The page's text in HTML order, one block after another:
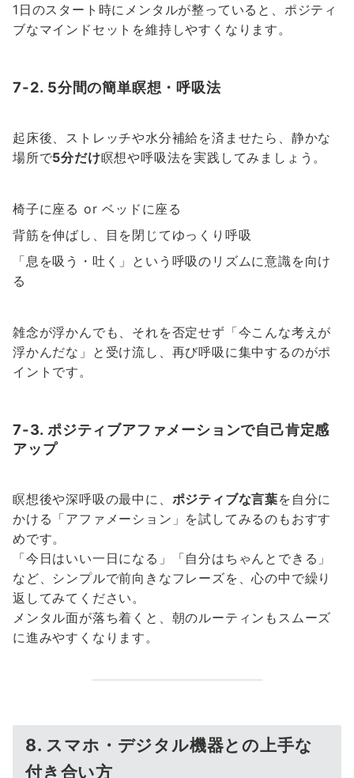
1日のスタート時にメンタルが整っていると、ポジティ
ブなマインドセットを維持しやすくなります。
7-2. 5分間の簡単瞑想・呼吸法
起床後、ストレッチや水分補給を済ませたら、静かな
場所で5分だけ瞑想や呼吸法を実践してみましょう。
椅子に座る or ベッドに座る
背筋を伸ばし、目を閉じてゆっくり呼吸
「息を吸う・吐く」という呼吸のリズムに意識を向け
る
雑念が浮かんでも、それを否定せず「今こんな考えが
浮かんだな」と受け流し、再び呼吸に集中するのがポ
イントです。
7-3. ポジティブアファメーションで自己肯定感
アップ
瞑想後や深呼吸の最中に、 ポジティブな言葉を自分に
かける「アファメーション」を試してみるのもおすす
めです。
「今日はいい一日になる」「自分はちゃんとできる」
など、シンプルで前向きなフレーズを、心の中で繰り
返してみてください。
メンタル面が落ち着くと、朝のルーティンもスムーズ
に進みやすくなります。
8. スマホ・デジタル機器との上手な
付き合い方